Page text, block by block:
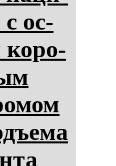
с ос­
ко­ро­